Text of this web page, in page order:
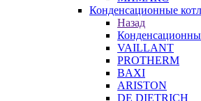
Конденсационные
Назад
VAILLANT
PROTHERM
BAXI
ARISTON
DE DIETRICH